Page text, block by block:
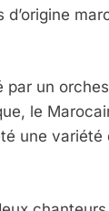
par un
le
une variété